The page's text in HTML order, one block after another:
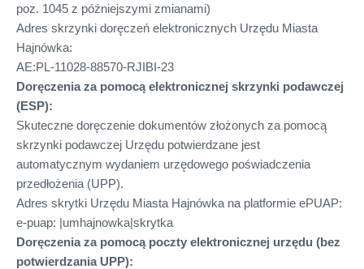
poz. 1045 z późniejszymi zmianami)
Adres skrzynki doręczeń elektronicznych Urzędu Miasta
Hajnówka:
AE:PL-11028-88570-RJIBI-23
Doręczenia za pomocą elektronicznej skrzynki podawczej
(ESP):
Skuteczne doręczenie dokumentów złożonych za pomocą
skrzynki podawczej Urzędu potwierdzane jest
automatycznym wydaniem urzędowego poświadczenia
przedłożenia (UPP).
Adres skrytki Urzędu Miasta Hajnówka na platformie ePUAP:
e-puap: |umhajnowka|skrytka
Doręczenia za pomocą poczty elektronicznej urzędu (bez
potwierdzania UPP):